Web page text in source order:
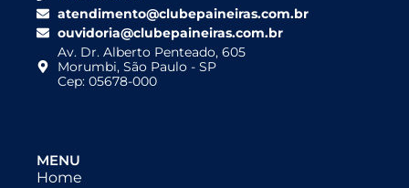
atendimento@clubepaineiras.com.br
ouvidoria@clubepaineiras.com.br
Av. Dr. Alberto Penteado, 605
Morumbi, São Paulo - SP
Cep: 05678-000
MENU
Home